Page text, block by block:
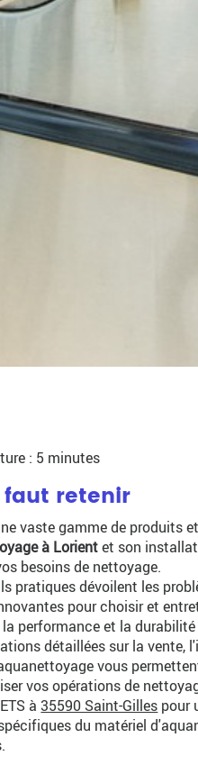
: 5 minutes
faut retenir
vaste gamme de produits
à Lorientet son
besoins de nettoyage.
pratiques dévoilent les
pour choisir et
performance et la
détaillées sur la vente,
vous
vos opérations de
à 35590 Saint-Gilles pour
du matériel